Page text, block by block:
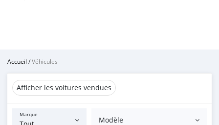
Accueil /Véhicules
Afficher les voitures vendues
Marque
Modèle